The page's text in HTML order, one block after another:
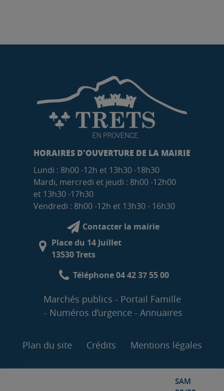
SAM
HORAIRES D'OUVERTURE DE LA MAIRIE
Lundi : 8h00 -12h et 13h30 -18h30
Mardi, mercredi et jeudi : 8h00 -12h00
et 13h30 -17h30
Vendredi : 8h00 -12h et 13h30 - 16h30
Contacter la mairie
Place du 14 Juillet
13530 Trets
Téléphone 04 42 37 55 00
Marchés publics
Portail Famille
Numéros d’urgence
Annuaires
Plan du site Crédits Mentions légales